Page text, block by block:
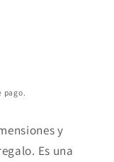
pago.
y
Es una